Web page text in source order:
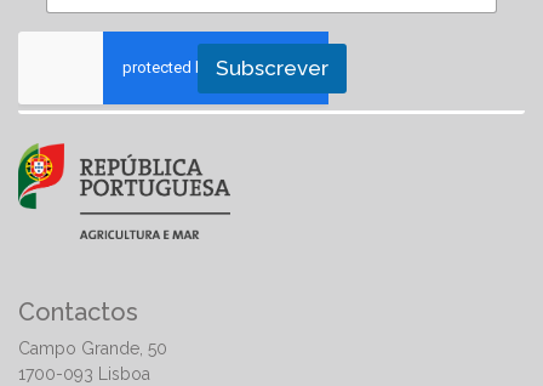
Subscrever
Contactos
Campo Grande, 50
1700-093 Lisboa